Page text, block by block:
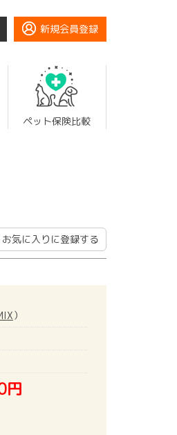
新規会員登録
ペット保険比較
お気に入りに登録する
）
円